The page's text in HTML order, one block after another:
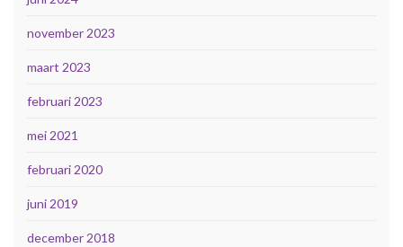
november 2023
maart 2023
februari 2023
mei 2021
februari 2020
juni 2019
december 2018